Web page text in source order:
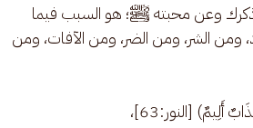
ذكرك وعن محبته ﷺ؛ هو السبب فيما
ومن الشر، ومن الضر، ومن الآفات، ومن
[النور:63]،